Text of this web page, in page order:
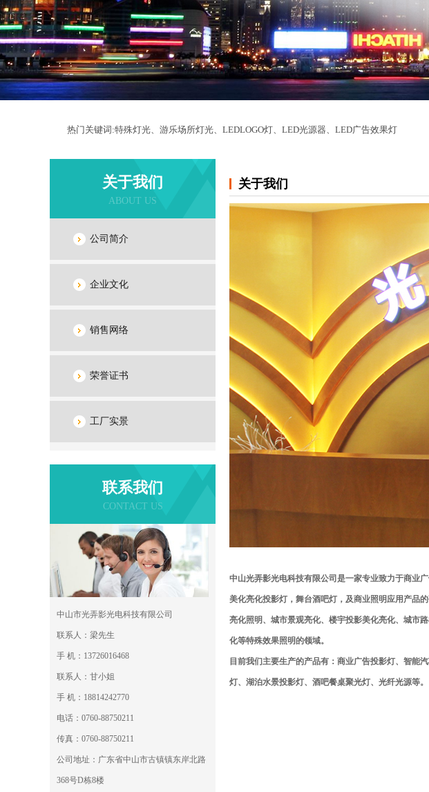
热门关键词:特殊灯光、游乐场所灯光、LEDLOGO灯、LED光源器、LED广告效果灯
关于我们
ABOUT US
公司简介
企业文化
销售网络
荣誉证书
工厂实景
联系我们
CONTACT US
中山市光弄影光电科技有限公司
联系人：梁先生
手 机：13726016468
联系人：甘小姐
手 机：18814242770
电话：0760-88750211
传真：0760-88750211
公司地址：广东省中山市古镇镇东岸北路
368号D栋8楼
关于我们
中山光弄影光电科技有限公司是一家专业致力于商业
美化亮化投影灯，舞台酒吧灯，及商业照明应用产品
亮化照明、城市景观亮化、楼宇投影美化亮化、城市
化等特殊效果照明的领域。
目前我们主要生产的产品有：商业广告投影灯、智能
灯、湖泊水景投影灯、酒吧餐桌聚光灯、光纤光源等。